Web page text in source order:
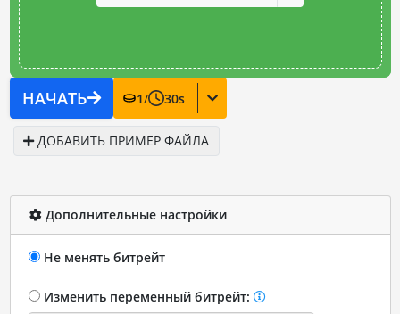
НАЧАТЬ 1/ 30s
ДОБАВИТЬ ПРИМЕР ФАЙЛА
Дополнительные настройки
Не менять битрейт
Изменить переменный битрейт: